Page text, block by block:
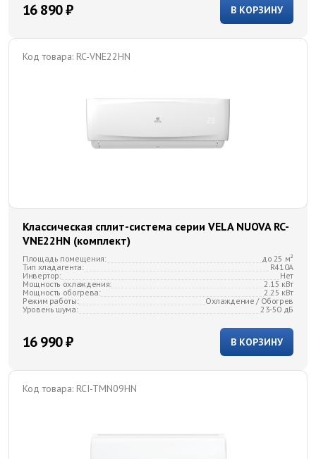
В КОРЗИНУ
16 890 ₽
Код товара: RC-VNE22HN
Классическая сплит-система серии VELA NUOVA RC-
VNE22HN (комплект)
Площадь помещения:
до 25 м²
Тип хладагента:
R410A
Инвертор:
Нет
Мощность охлаждения:
2.15 кВт
Мощность обогрева:
2.25 кВт
Режим работы:
Охлаждение / Обогрев
Уровень шума:
23-50 дБ
В КОРЗИНУ
16 990 ₽
Код товара: RCI-TMN09HN